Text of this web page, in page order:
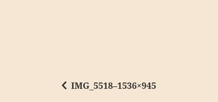
IMG_5518–1536×945